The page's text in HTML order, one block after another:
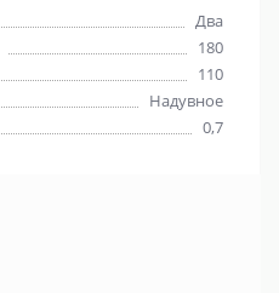
Два
180
110
Надувное
0,7